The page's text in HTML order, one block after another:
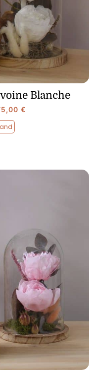
Blanche
€
75,00 €